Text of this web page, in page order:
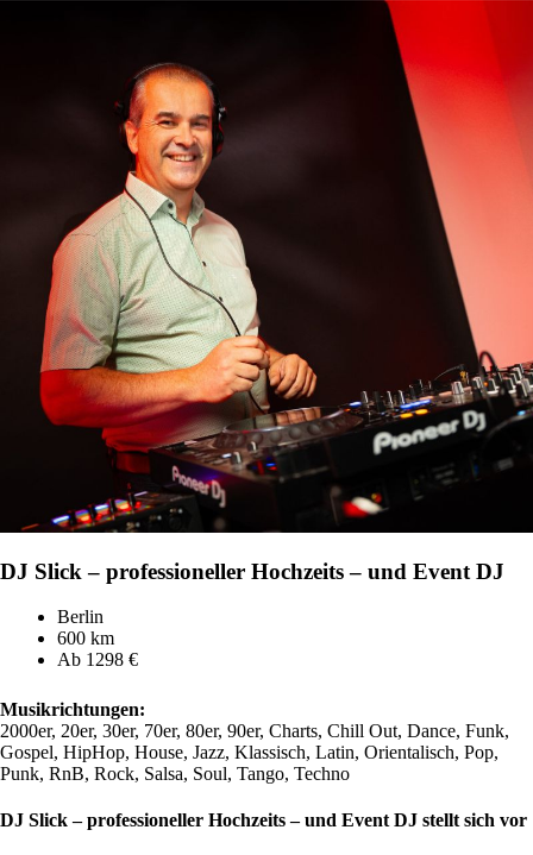
DJ Slick – professioneller Hochzeits – und Event DJ
Berlin
600 km
Ab 1298 €
Musikrichtungen:
2000er, 20er, 30er, 70er, 80er, 90er, Charts, Chill Out, Dance, Funk,
Gospel, HipHop, House, Jazz, Klassisch, Latin, Orientalisch, Pop,
Punk, RnB, Rock, Salsa, Soul, Tango, Techno
DJ Slick – professioneller Hochzeits – und Event DJ stellt sich vor